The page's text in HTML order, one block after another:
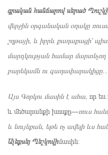
գրական հանճարով սերած
վերջին օրգանական օղակը
շղթայի, և իբրև քաղաքացի՝
մարդկության համար մարտնչող
բարեկամն ու
Այս Գորկու մասին է ահա, որ ես
և մեծարանքի խոսքը—ռուս
և նույնքան, եթե ոչ ավելի ևս
Ալեքսեյ Պեշկովիմասին: